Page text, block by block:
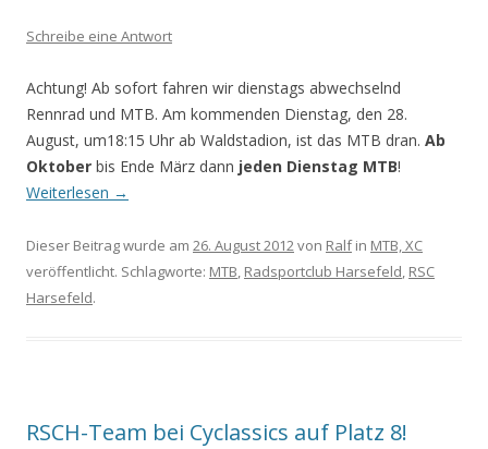
Schreibe eine Antwort
Achtung! Ab sofort fahren wir dienstags abwechselnd
Rennrad und MTB. Am kommenden Dienstag, den 28.
August, um18:15 Uhr ab Waldstadion, ist das MTB dran. Ab
Oktober bis Ende März dann jeden Dienstag MTB!
Weiterlesen →
Dieser Beitrag wurde am 26. August 2012von Ralfin MTB, XC
veröffentlicht. Schlagworte: MTB, Radsportclub Harsefeld, RSC
Harsefeld.
RSCH-Team bei Cyclassics auf Platz 8!